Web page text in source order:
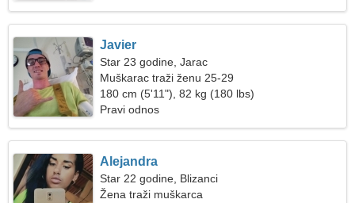
Javier
Star 23 godine, Jarac
Muškarac traži ženu 25-29
180 cm (5'11"), 82 kg (180 lbs)
Pravi odnos
Alejandra
Star 22 godine, Blizanci
Žena traži muškarca